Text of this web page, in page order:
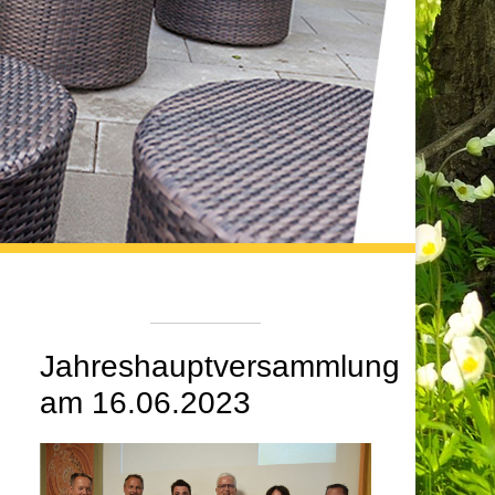
Jahreshauptversammlung
am 16.06.2023